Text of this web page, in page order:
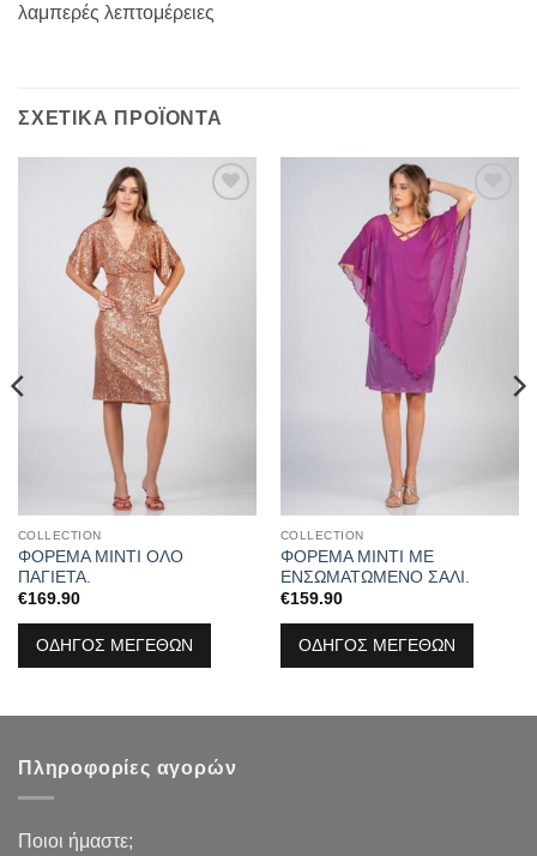
λαμπερές λεπτομέρειες
ΣΧΕΤΙΚΆ ΠΡΟΪΌΝΤΑ
αγαπημένα
COLLECTION
ΦΟΡΕΜΑ ΜΙΝΤΙ ΟΛΟ
ΠΑΓΙΕΤΑ.
€169.90
ΟΔΗΓΟΣ ΜΕΓΕΘΩΝ
Προσθήκη
στα
αγαπημένα
COLLECTION
ΦΟΡΕΜΑ ΜΙΝΤΙ ΜΕ
ΕΝΣΩΜΑΤΩΜΕΝΟ ΣΑΛΙ.
€159.90
ΟΔΗΓΟΣ ΜΕΓΕΘΩΝ
Πληροφορίες αγορών
Ποιοι ήμαστε;